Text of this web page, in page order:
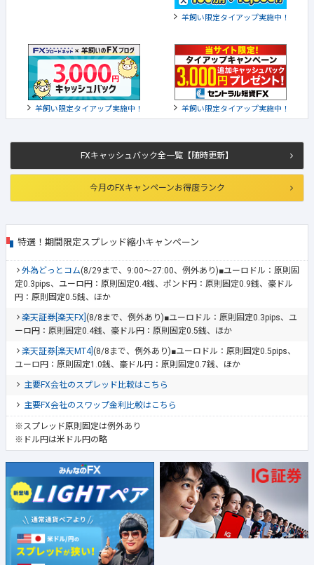
FXキャッシュバック全一覧【随時更新】
今月のFXキャンペーンお得度ランク
特選！期間限定スプレッド縮小キャンペーン
外為どっとコム(8/29まで、9:00～27:00、例外あり)■ユーロドル：原則固
定0.3pips、ユーロ円：原則固定0.4銭、ポンド円：原則固定0.9銭、豪ドル
円：原則固定0.5銭、ほか
楽天証券[楽天FX] (8/8まで、例外あり)■ユーロドル：原則固定0.3pips、ユ
ーロ円：原則固定0.4銭、豪ドル円：原則固定0.5銭、ほか
楽天証券[楽天MT4] (8/8まで、例外あり)■ユーロドル：原則固定0.5pips、
ユーロ円：原則固定1.0銭、豪ドル円：原則固定0.7銭、ほか
主要FX会社のスプレッド比較はこちら
主要FX会社のスワップ金利比較はこちら
※スプレッド原則固定は例外あり
※ドル円は米ドル円の略
羊飼い限定タイアップ実施中！
羊飼い限定タイアップ実施中！ 羊飼い限定タイアップ実施中！